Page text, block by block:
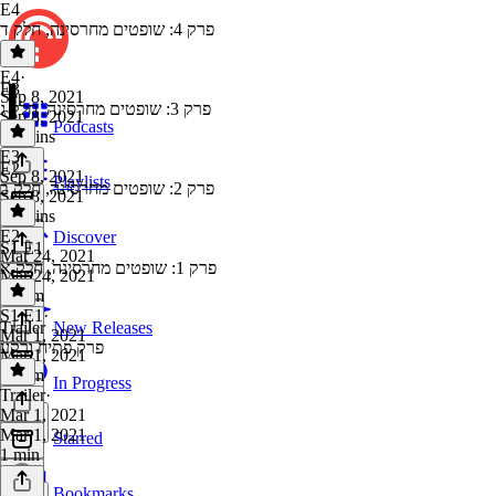
Podcasts
Playlists
Discover
New Releases
In Progress
Starred
E4
פרק 4: שופטים מחרסינה, חלק ד
E4·
Sep 8, 2021
Sep 8, 2021
27 mins
E3
פרק 3: שופטים מחרסינה, חלק ג
E3·
Sep 8, 2021
Sep 8, 2021
35 mins
E2
פרק 2: שופטים מחרסינה, חלק ב
E2·
Mar 24, 2021
Mar 24, 2021
1h 5m
S1 E1
פרק 1: שופטים מחרסינה, חלק א
S1 E1 ·
Mar 1, 2021
Mar 1, 2021
1h 6m
Trailer
פרק פתיח ורקע
Trailer·
Mar 1, 2021
Mar 1, 2021
1 min